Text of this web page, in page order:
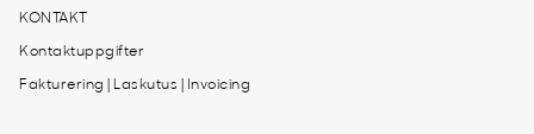
KONTAKT
Kontaktuppgifter
Fakturering | Laskutus | Invoicing